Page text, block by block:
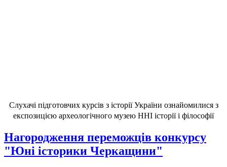
Слухачі підготовчих курсів з історії України ознайомилися з
експозицією археологічного музею ННІ історії і філософії
Нагородження переможців конкурсу
"Юні історики Черкащини"